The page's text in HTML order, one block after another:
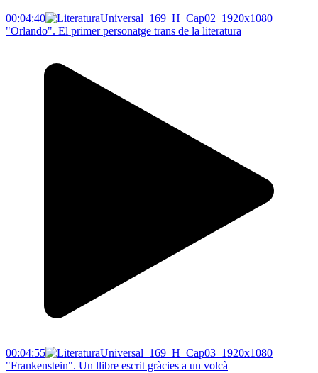
00:04:40
"Orlando". El primer personatge trans de la literatura
00:04:55
"Frankenstein". Un llibre escrit gràcies a un volcà